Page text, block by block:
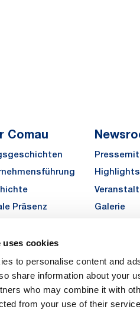
uses cookies
to personalise content and
share information about your
who may combine it with
from your use of their
Comau
Präsenz
Projects
Highlights
Galerie